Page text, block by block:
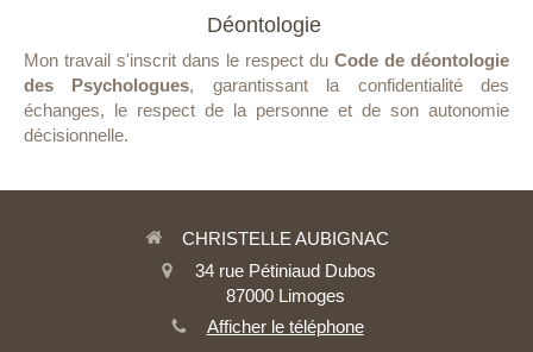
Déontologie
Mon travail s'inscrit dans le respect du Code de déontologie
des Psychologues, garantissant la confidentialité des
échanges, le respect de la personne et de son autonomie
décisionnelle.
CHRISTELLE AUBIGNAC
34 rue Pétiniaud Dubos
87000 Limoges
Afficher le téléphone